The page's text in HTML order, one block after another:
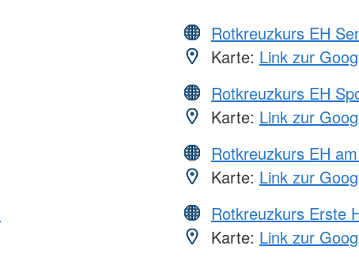
Rotkreuzkurs EH
Karte: Link zur
Rotkreuzkurs EH
Karte: Link zur
Rotkreuzkurs EH
Karte: Link zur
Rotkreuzkurs Erste
Karte: Link zur